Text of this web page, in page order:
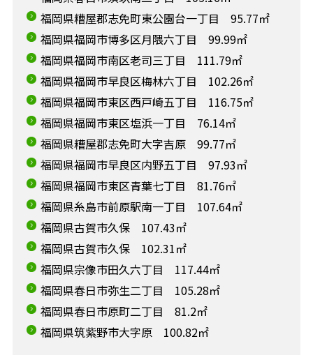
福岡県糟屋郡志免町東公園台一丁目 95.77㎡
福岡県福岡市博多区月隈六丁目 99.99㎡
福岡県福岡市南区老司三丁目 111.79㎡
福岡県福岡市早良区梅林六丁目 102.26㎡
福岡県福岡市東区西戸崎五丁目 116.75㎡
福岡県福岡市東区塩浜一丁目 76.14㎡
福岡県糟屋郡志免町大字吉原 99.77㎡
福岡県福岡市早良区内野五丁目 97.93㎡
福岡県福岡市東区青葉七丁目 81.76㎡
福岡県糸島市前原駅南一丁目 107.64㎡
福岡県古賀市久保 107.43㎡
福岡県古賀市久保 102.31㎡
福岡県宗像市田久六丁目 117.44㎡
福岡県春日市弥生二丁目 105.28㎡
福岡県春日市原町二丁目 81.2㎡
福岡県筑紫野市大字原 100.82㎡